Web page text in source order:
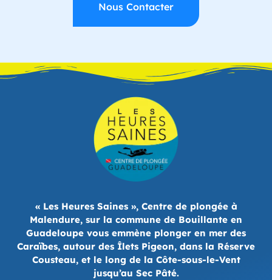
Nous Contacter
« Les Heures Saines », Centre de plongée à
Malendure, sur la commune de Bouillante en
Guadeloupe vous emmène plonger en mer des
Caraïbes, autour des Îlets Pigeon, dans la Réserve
Cousteau, et le long de la Côte-sous-le-Vent
jusqu’au Sec Pâté.